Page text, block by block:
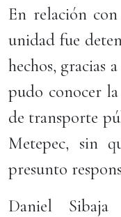
En relación
unidad fue
hechos, gracias
pudo conocer
de transporte
Metepec, sin
presunto
Daniel Sibaja